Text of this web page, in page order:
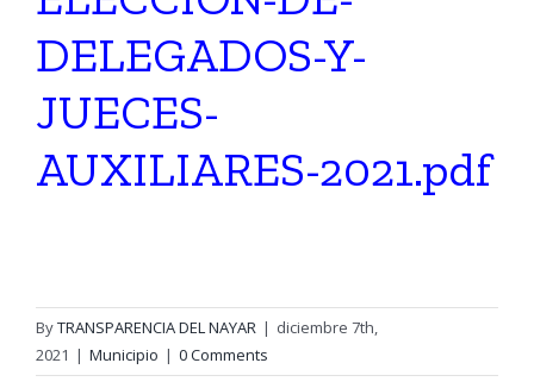
DELEGADOS-Y-
JUECES-
AUXILIARES-2021.pdf
ByTRANSPARENCIA DEL NAYAR | diciembre 7th,
2021 | Municipio | 0 Comments